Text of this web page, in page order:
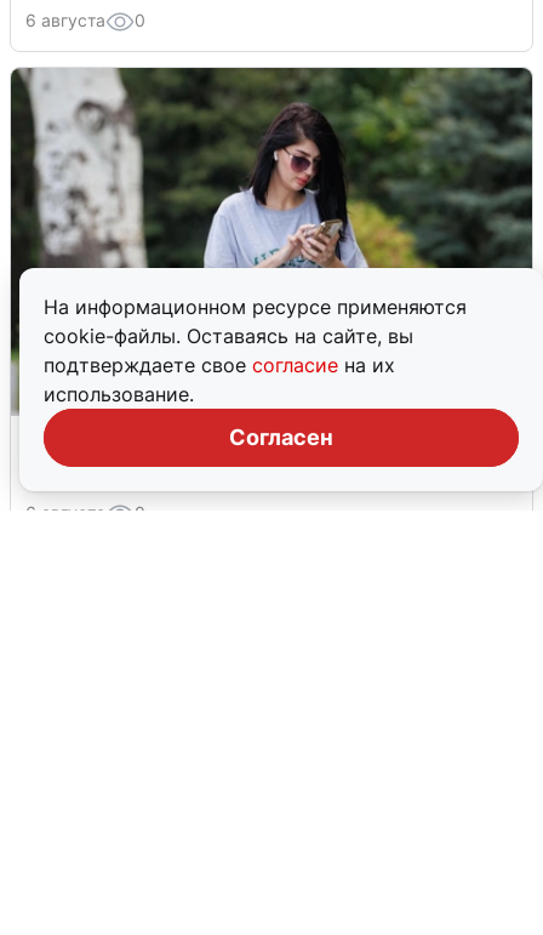
На информационном ресурсе применяются
cookie-файлы. Оставаясь на сайте, вы
подтверждаете свое согласие на их
использование.
Согласен
6 августа 0
Волгоградцы остались без
мобильного интернета
6 августа 0